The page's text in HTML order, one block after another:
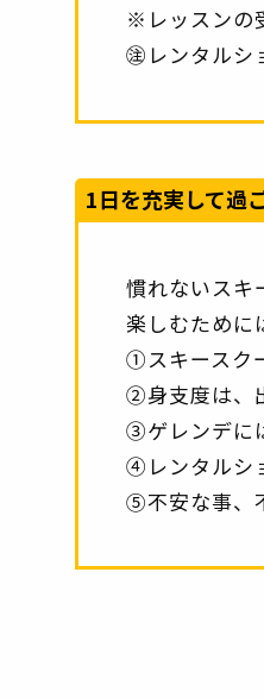
※レッスンの
㊟レンタルシ
1日を充実して過
慣れないスキ
楽しむために
①スキースク
②身支度は、
③ゲレンデに
④レンタルシ
⑤不安な事、